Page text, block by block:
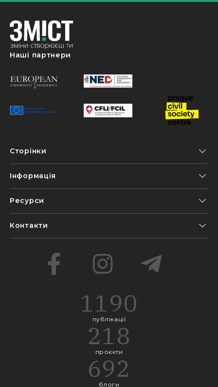
Наші партнери
Сторінки
Інформація
Ресурси
Контакти
1190
публікації
218
проєкти
692
блоги